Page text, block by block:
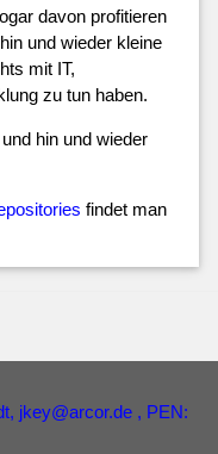
davon profitieren
und wieder kleine
mit IT,
zu tun haben.
hin und wieder
findet man
jkey@arcor.de , PEN: